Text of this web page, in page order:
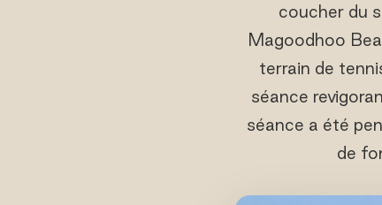
coucher du
Magoodhoo
terrain de
séance
séance a été
de